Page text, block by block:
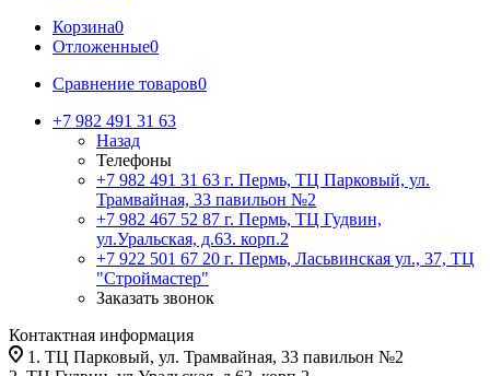
Корзина0
Отложенные0
Сравнение товаров0
+7 982 491 31 63
Назад
Телефоны
+7 982 491 31 63 г. Пермь, ТЦ Парковый, ул.
Трамвайная, 33 павильон №2
+7 982 467 52 87 г. Пермь, ТЦ Гудвин,
ул.Уральская, д.63. корп.2
+7 922 501 67 20 г. Пермь, Ласьвинская ул., 37, ТЦ
"Строймастер"
Заказать звонок
Контактная информация
1. ТЦ Парковый, ул. Трамвайная, 33 павильон №2